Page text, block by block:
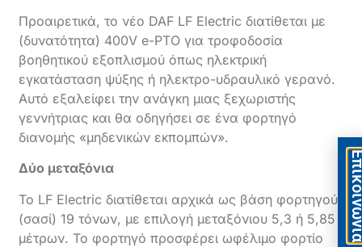
Προαιρετικά, το νέο DAF LF Electric διατίθεται με
(δυνατότητα) 400V e-PTO για τροφοδοσία
βοηθητικού εξοπλισμού όπως ηλεκτρική
εγκατάσταση ψύξης ή ηλεκτρο-υδραυλικό γερανό.
Αυτό εξαλείφει την ανάγκη μιας ξεχωριστής
γεννήτριας και θα οδηγήσει σε ένα φορτηγό
διανομής «μηδενικών εκπομπών».
Δύο μεταξόνια
Το LF Electric διατίθεται αρχικά ως βάση φορτηγού
(σασί) 19 τόνων, με επιλογή μεταξόνιου 5,3 ή 5,85
μέτρων. Το φορτηγό προσφέρει ωφέλιμο φορτίο